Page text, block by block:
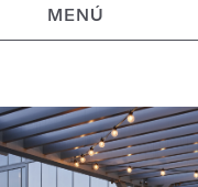
MENÚ